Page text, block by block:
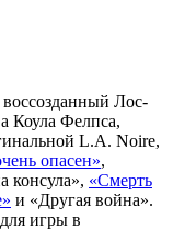
воссозданный Лос-
Коула Фелпса,
L.A. Noire,
опасен»,
консула», «Смерть
и «Другая война».
игры в